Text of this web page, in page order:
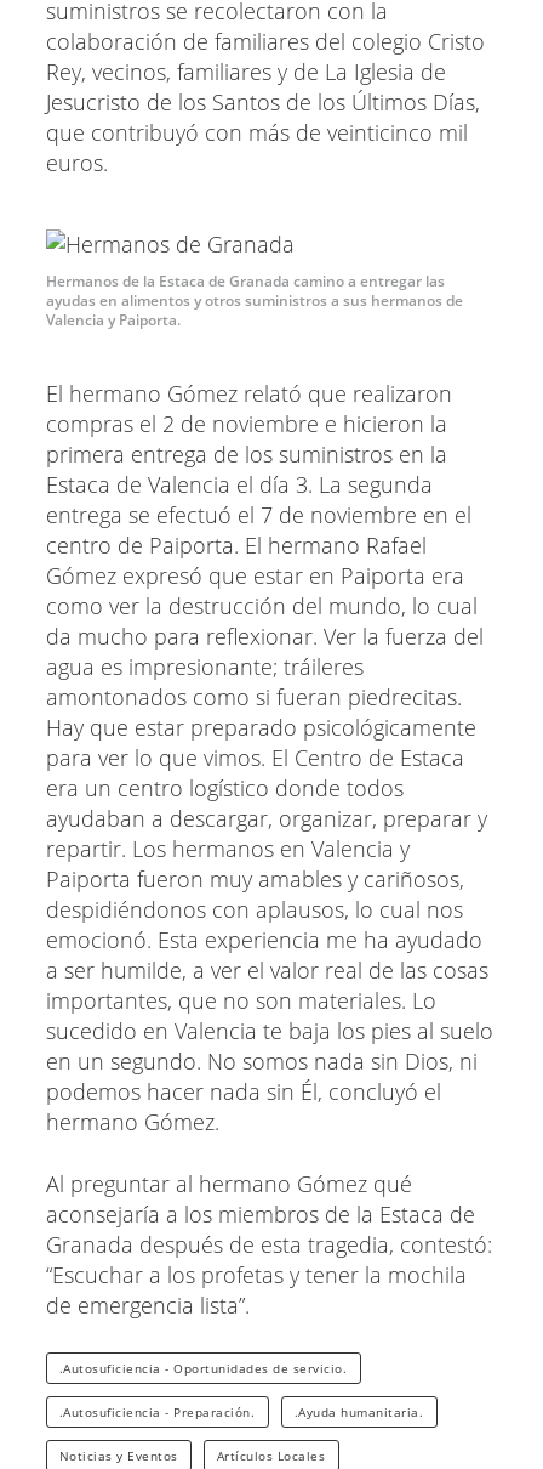
suministros se recolectaron con la
colaboración de familiares del colegio Cristo
Rey, vecinos, familiares y de La Iglesia de
Jesucristo de los Santos de los Últimos Días,
que contribuyó con más de veinticinco mil
euros.
Hermanos de la Estaca de Granada camino a entregar las
ayudas en alimentos y otros suministros a sus hermanos de
Valencia y Paiporta.
El hermano Gómez relató que realizaron
compras el 2 de noviembre e hicieron la
primera entrega de los suministros en la
Estaca de Valencia el día 3. La segunda
entrega se efectuó el 7 de noviembre en el
centro de Paiporta. El hermano Rafael
Gómez expresó que estar en Paiporta era
como ver la destrucción del mundo, lo cual
da mucho para reflexionar. Ver la fuerza del
agua es impresionante; tráileres
amontonados como si fueran piedrecitas.
Hay que estar preparado psicológicamente
para ver lo que vimos. El Centro de Estaca
era un centro logístico donde todos
ayudaban a descargar, organizar, preparar y
repartir. Los hermanos en Valencia y
Paiporta fueron muy amables y cariñosos,
despidiéndonos con aplausos, lo cual nos
emocionó. Esta experiencia me ha ayudado
a ser humilde, a ver el valor real de las cosas
importantes, que no son materiales. Lo
sucedido en Valencia te baja los pies al suelo
en un segundo. No somos nada sin Dios, ni
podemos hacer nada sin Él, concluyó el
hermano Gómez.
Al preguntar al hermano Gómez qué
aconsejaría a los miembros de la Estaca de
Granada después de esta tragedia, contestó:
“Escuchar a los profetas y tener la mochila
de emergencia lista”.
.Autosuficiencia - Oportunidades de servicio.
.Autosuficiencia - Preparación. .Ayuda humanitaria.
Noticias y Eventos Artículos Locales